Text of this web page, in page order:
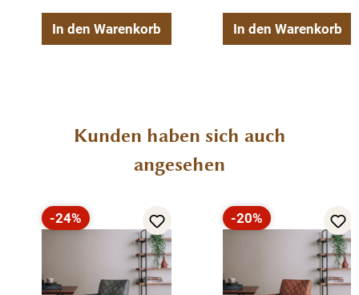
In den Warenkorb In den Warenkorb
Produktgalerie überspringen
Kunden haben sich auch
angesehen
Rabatt
-24%
Rabatt
-20%